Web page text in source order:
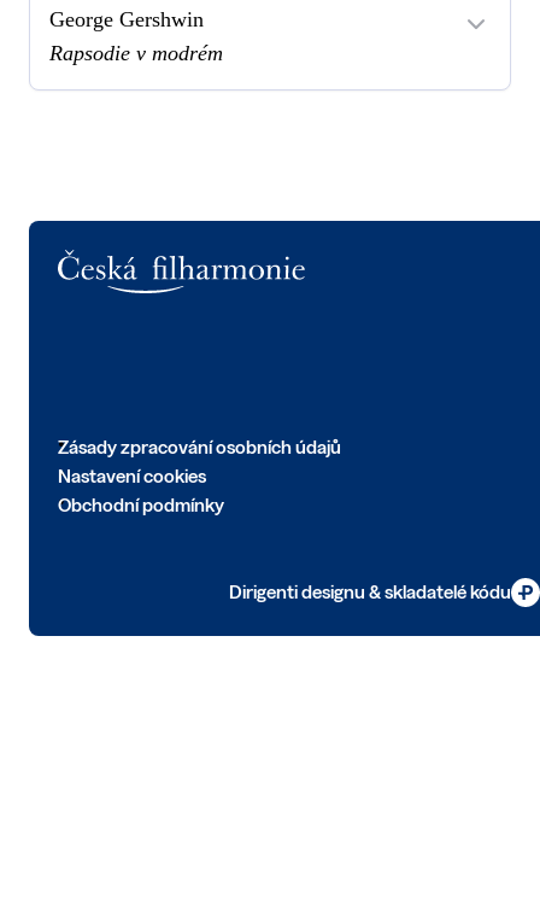
George Gershwin
Rapsodie v modrém
Zásady zpracování osobních údajů
Nastavení cookies
Obchodní podmínky
Dirigenti designu & skladatelé kódu